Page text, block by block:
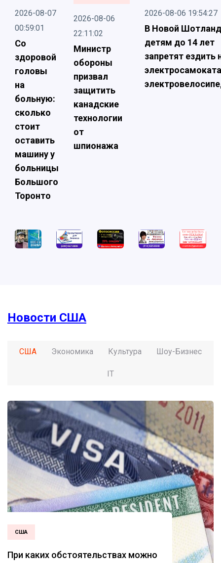
2026-08-07
00:59:01
Со
здоровой
головы
на
больную:
сколько
стоит
оставить
машину у
больницы
Большого
Торонто
2026-08-06
22:11:02
Министр
обороны
призвал
защитить
канадские
технологии
от
шпионажа
2026-08-06 19:54:27
В Новой
детям до 14 лет
запретят ездить
Новости США
США Экономика Культура Шоу-Бизнес
IT
США
При каких обстоятельствах можно